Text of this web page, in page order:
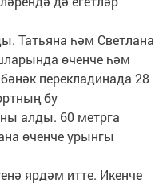
Татьяна һәм Светлана
өченче һәм
перекладинада 28
бу
алды. 60 метрга
өченче урынгы
ярдәм итте. Икенче